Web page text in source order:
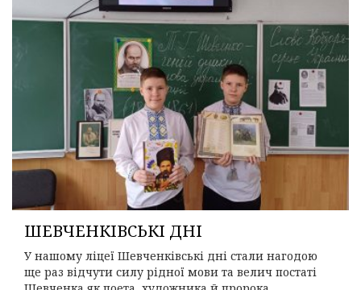
ШЕВЧЕНКІВСЬКІ ДНІ
У нашому ліцеї Шевченківські дні стали нагодою
ще раз відчути силу рідної мови та велич постаті